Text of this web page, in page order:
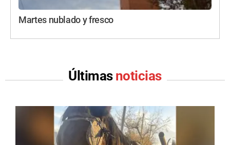
Martes nublado y fresco
Últimas noticias